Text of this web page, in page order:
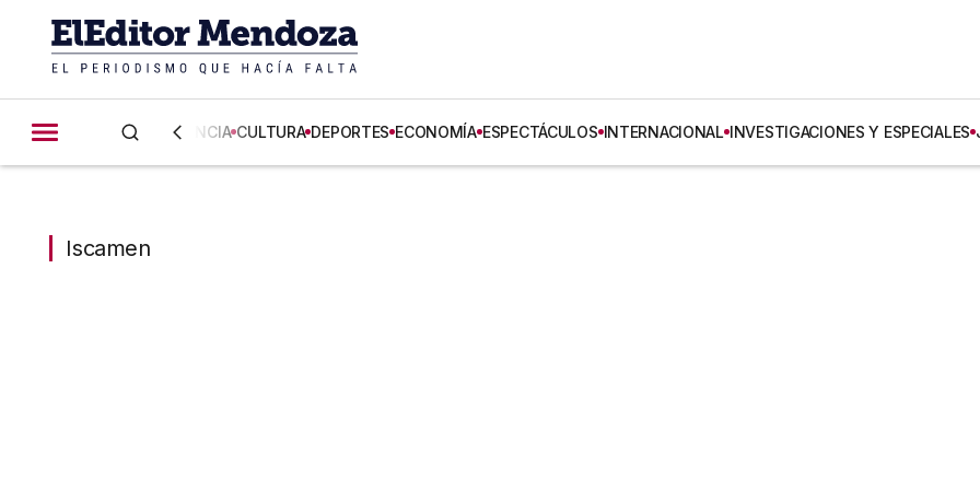
CIENCIA CULTURA DEPORTES ECONOMÍA ESPECTÁCULOS INTERNACIONAL INVESTIGACIONES Y ESPECIALES
Iscamen